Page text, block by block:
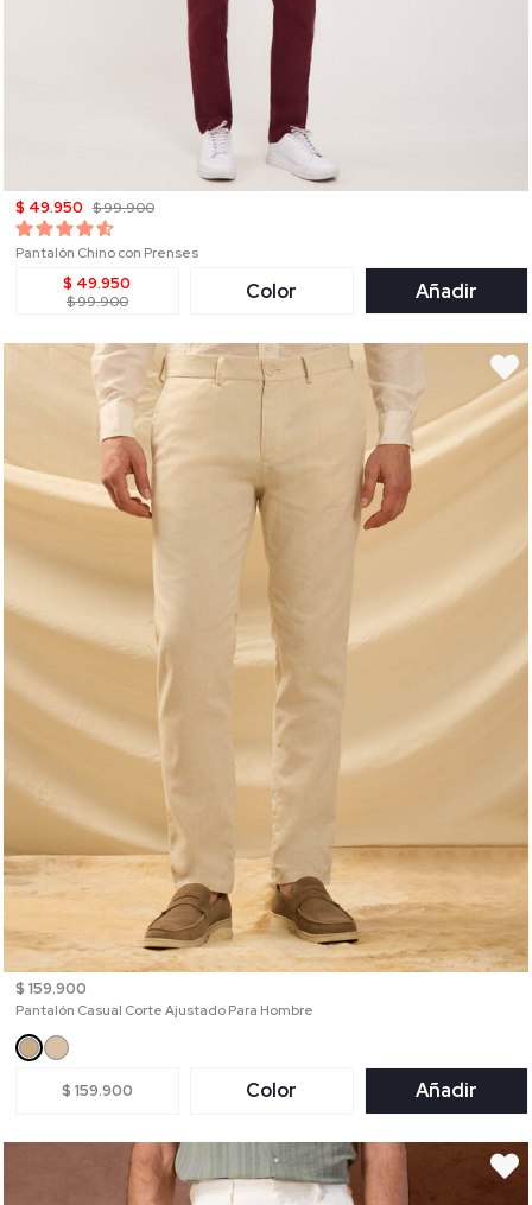
$ 49.950 $ 99.900
Pantalón Chino con Prenses
$ 49.950
$ 99.900 Color Añadir
$ 159.900
Pantalón Casual Corte Ajustado Para Hombre
$ 159.900 Color Añadir